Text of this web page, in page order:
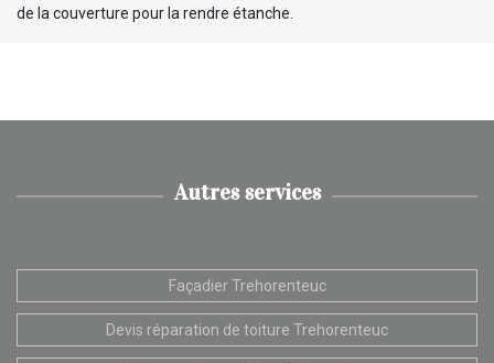
de la couverture pour la rendre étanche.
Autres services
Façadier Trehorenteuc
Devis réparation de toiture Trehorenteuc